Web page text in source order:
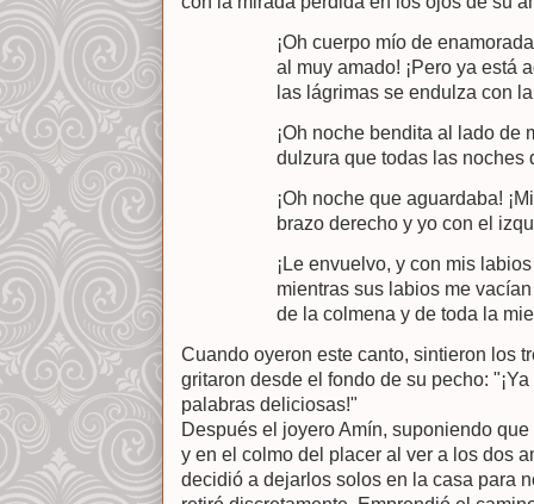
¡Oh cuerpo mío de
al muy amado! ¡Pero ya está
las lágrimas se endulza con
¡Oh noche bendita al lado de
dulzura que todas las noches
¡Oh noche que aguardaba!
brazo derecho y yo con el
¡Le envuelvo, y con mis
mientras sus labios me
de la colmena y de toda la
Cuando oyeron este canto, sintieron los
gritaron desde el fondo de su pecho:
palabras deliciosas!"
Después el joyero Amín, suponiendo
y en el colmo del placer al ver a los dos
decidió a dejarlos solos en la casa para